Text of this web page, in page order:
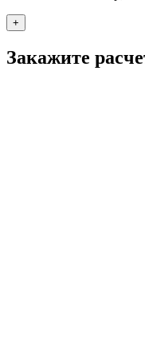
+
Закажите